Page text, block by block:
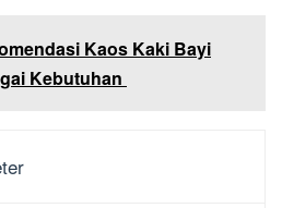
Kaos Kaki Bayi
Kebutuhan